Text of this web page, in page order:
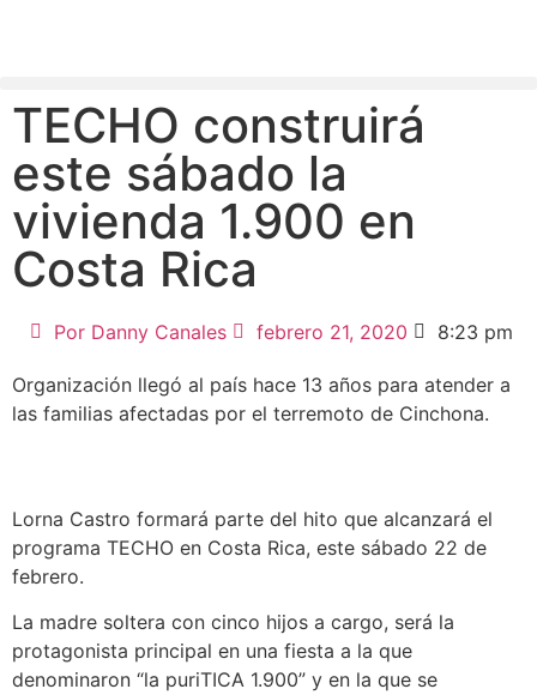
TECHO construirá
este sábado la
vivienda 1.900 en
Costa Rica
Por Danny Canales febrero 21, 2020 8:23 pm
Organización llegó al país hace 13 años para atender a
las familias afectadas por el terremoto de Cinchona.
Lorna Castro formará parte del hito que alcanzará el
programa TECHO en Costa Rica, este sábado 22 de
febrero.
La madre soltera con cinco hijos a cargo, será la
protagonista principal en una fiesta a la que
denominaron “la puriTICA 1.900” y en la que se